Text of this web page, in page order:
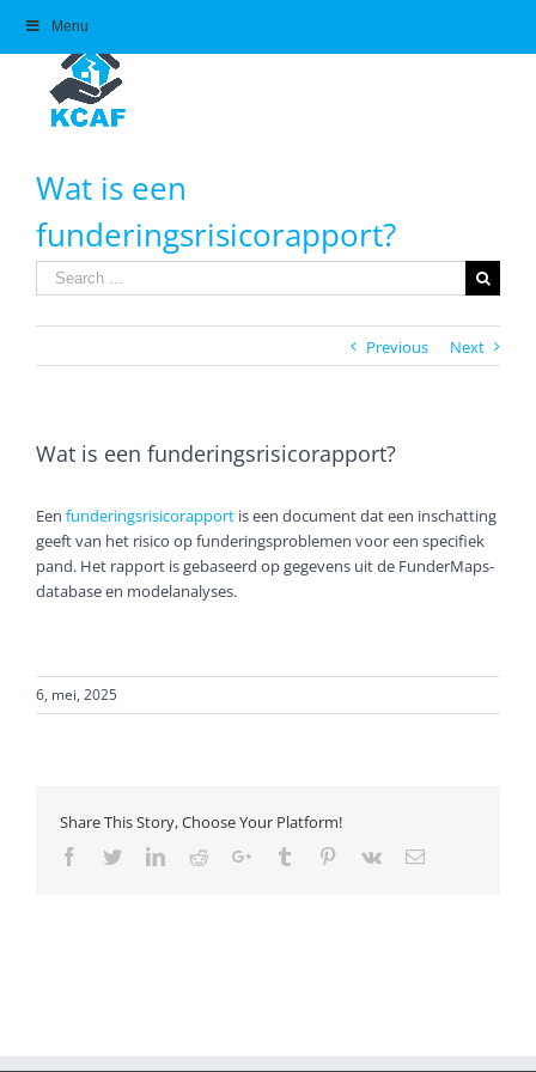
content
Wat is een
funderingsrisicorapport?
Search
for:
Previous Next
Wat is een funderingsrisicorapport?
Een funderingsrisicorapport is een document dat een inschatting
geeft van het risico op funderingsproblemen voor een specifiek
pand. Het rapport is gebaseerd op gegevens uit de FunderMaps-
database en modelanalyses.
6, mei, 2025
Share This Story, Choose Your Platform!
Facebook
TwitterLinkedIn
RedditGoogle+Tumblr Pinterest
Vk Email
Menu